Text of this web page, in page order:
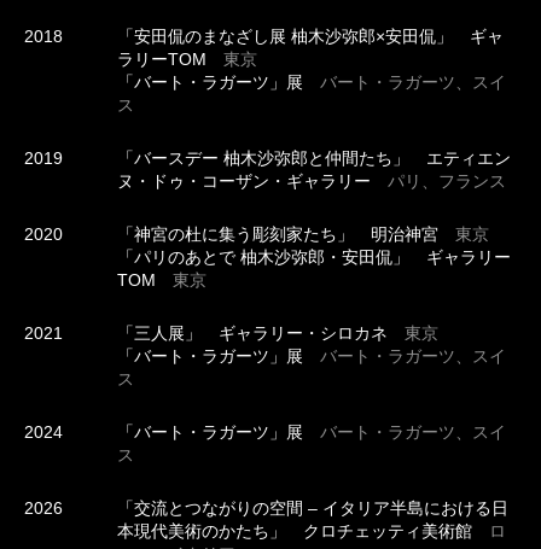
2018
「安田侃のまなざし展 柚木沙弥郎×安田侃」 ギャ
ラリーTOM 東京
「バート・ラガーツ」展 バート・ラガーツ、スイ
ス
2019
「バースデー 柚木沙弥郎と仲間たち」 エティエン
ヌ・ドゥ・コーザン・ギャラリー パリ、フランス
2020 「神宮の杜に集う彫刻家たち」 明治神宮 東京
「パリのあとで 柚木沙弥郎・安田侃」 ギャラリー
TOM 東京
2021 「三人展」 ギャラリー・シロカネ 東京
「バート・ラガーツ」展 バート・ラガーツ、スイ
ス
2024 「バート・ラガーツ」展 バート・ラガーツ、スイ
ス
2026
「交流とつながりの空間 – イタリア半島における日
本現代美術のかたち」 クロチェッティ美術館
ロ